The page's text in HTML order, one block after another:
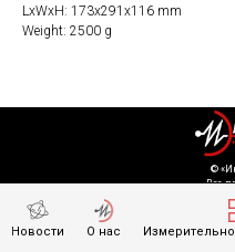
LxWxH: 173x291x116 mm
Weight: 2500 g
Информация на сайте носит
публичной офертой,
Гражданского кодекса
©️
Все
Новости О нас